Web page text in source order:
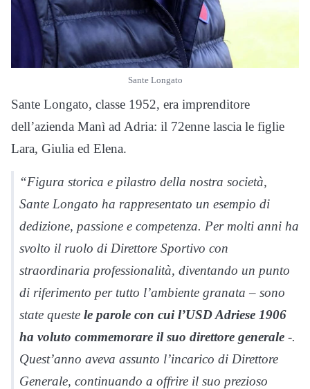
Sante Longato
Sante Longato, classe 1952, era imprenditore
dell’azienda Manì ad Adria: il 72enne lascia le figlie
Lara, Giulia ed Elena.
“Figura storica e pilastro della nostra società,
Sante Longato ha rappresentato un esempio di
dedizione, passione e competenza. Per molti anni ha
svolto il ruolo di Direttore Sportivo con
straordinaria professionalità, diventando un punto
di riferimento per tutto l’ambiente granata – sono
state queste le parole con cui l’USD Adriese 1906
ha voluto commemorare il suo direttore generale -.
Quest’anno aveva assunto l’incarico di Direttore
Generale, continuando a offrire il suo prezioso